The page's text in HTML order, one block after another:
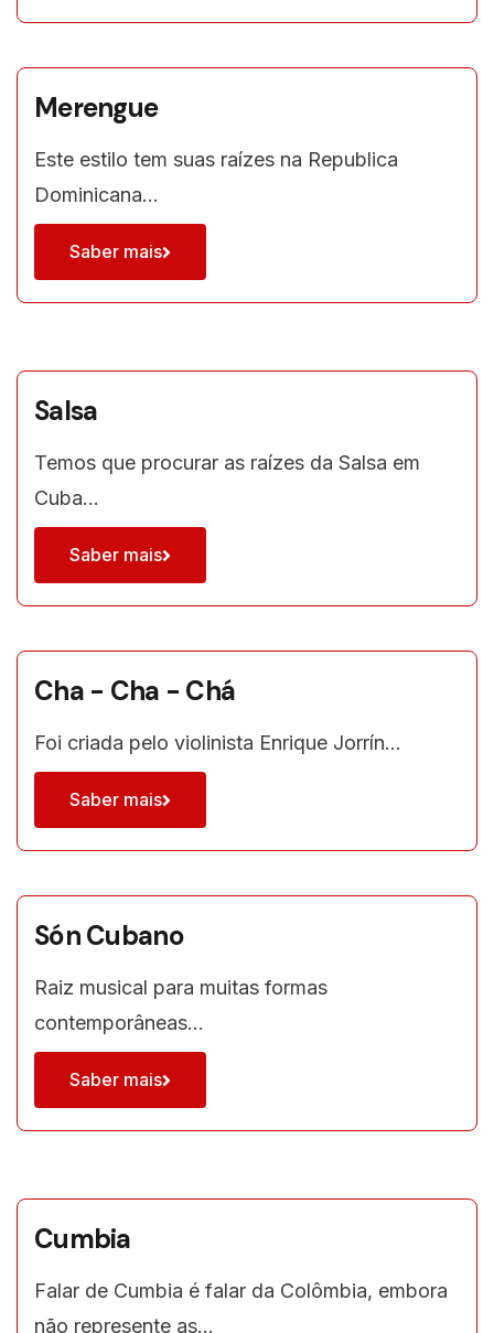
Merengue
Este estilo tem suas raízes na Republica
Dominicana…
Saber mais
Salsa
Temos que procurar as raízes da Salsa em
Cuba…
Saber mais
Cha - Cha - Chá
Foi criada pelo violinista Enrique Jorrín…
Saber mais
Són Cubano
Raiz musical para muitas formas
contemporâneas…
Saber mais
Cumbia
Falar de Cumbia é falar da Colômbia, embora
não represente as…